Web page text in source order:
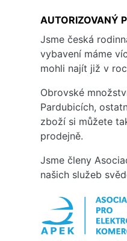
AUTORIZOVANÝ
Jsme česká
vybavení máme
mohli najít již v
Obrovské
Pardubicích,
zboží si můžete
prodejně.
Jsme členy
našich služeb